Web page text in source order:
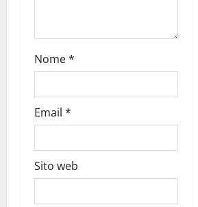
Nome*
Email *
Sito web